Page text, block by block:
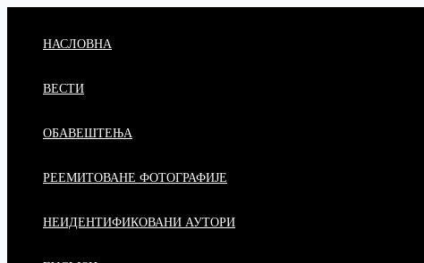
НАСЛОВНА
ВЕСТИ
ОБАВЕШТЕЊА
РЕЕМИТОВАНЕ ФОТОГРАФИЈЕ
НЕИДЕНТИФИКОВАНИ АУТОРИ